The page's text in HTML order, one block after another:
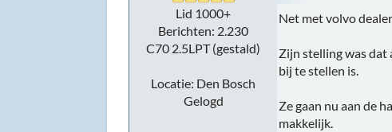
Lid 1000+
Berichten: 2.230
C70 2.5LPT (gestald)
Locatie: Den Bosch
Gelogd
Net met volvo
Zijn stelling was dat
bij te stellen is.
Ze gaan nu aan de
makkelijk.